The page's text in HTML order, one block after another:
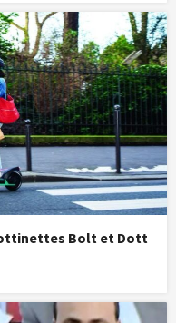
Bolt et Dott